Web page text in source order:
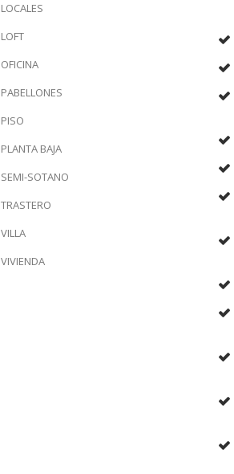
LOCALES
LOFT
OFICINA
PABELLONES
PISO
PLANTA BAJA
SEMI-SOTANO
TRASTERO
VILLA
VIVIENDA